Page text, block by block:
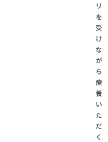
リ
を
受
け
な
が
ら
療
養
い
た
だ
く